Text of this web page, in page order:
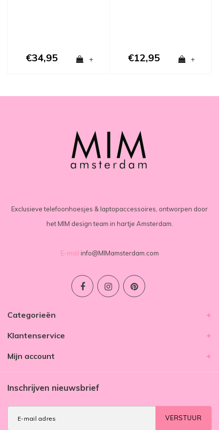
€34,95 + €12,95 +
Exclusieve telefoonhoesjes & laptopaccessoires, ontworpen door
het MIM design team in hartje Amsterdam.
E-mail info@MIMamsterdam.com
Categorieën
Klantenservice
Mijn account
Inschrijven nieuwsbrief
VERSTUUR